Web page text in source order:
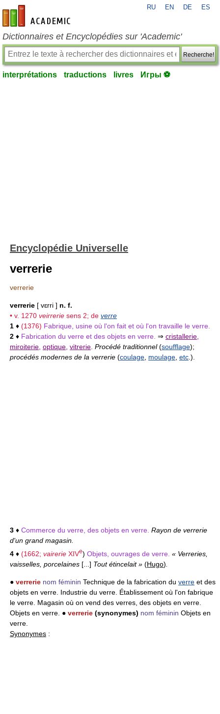
fr-academic.com
RU EN DE ES
Dictionnaires et Encyclopédies sur 'Academic'
Recherche!
interprétations traductions livres Игры ⚽
Encyclopédie Universelle
verrerie
verrerie
verrerie [ vɛrri ] n. f.
• v. 1270 veirrerie sens 2; de verre
1 ♦ (1376) Fabrique, usine où l'on fait et où l'on travaille le verre.
2 ♦ Fabrication du verre et des objets en verre. ⇒ cristallerie
miroiterie optique vitrerie Procédé traditionnel(soufflage);
procédés modernes de la verrerie (coulage moulage etc .).
3 ♦ Commerce du verre, des objets en verre. Rayon de verrerie
d'un grand magasin.
4 ♦ (1662; vairerie XIVe) Objets, ouvrages de verre. « Verreries,
vaisselles, porcelaines [...] Tout étincelait » (Hugo)
● verrerie nom féminin Technique de la fabrication du verre et des
objets en verre. Industrie du verre. Établissement où l'on fabrique
le verre. Magasin où on vend des verres, des objets en verre.
Objets en verre. ● verrerie (synonymes) nom féminin Objets en
verre.
Synonymes :